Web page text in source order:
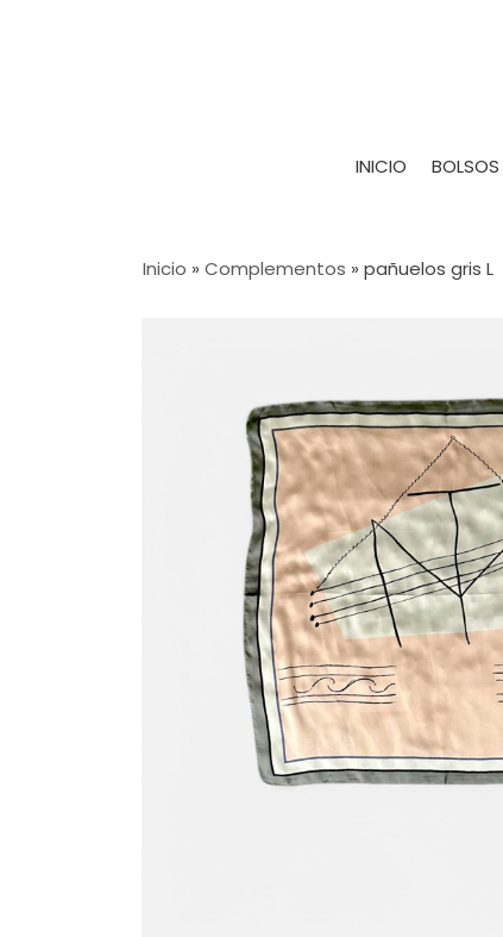
INICIO BOLSOS
Inicio » Complementos » pañuelos gris L